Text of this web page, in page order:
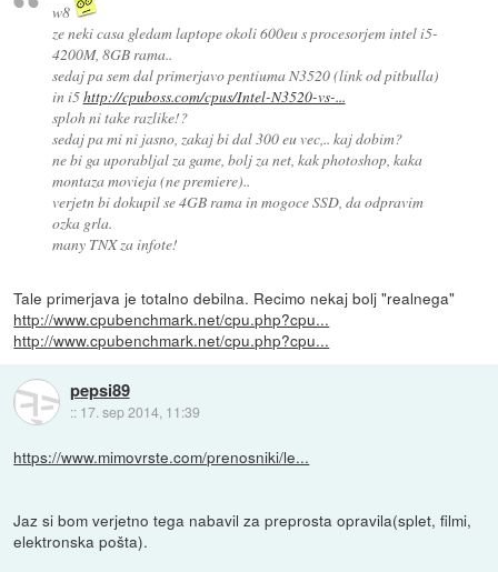
w8
ze neki casa gledam laptope okoli 600eu s procesorjem intel i5-
4200M, 8GB rama..
sedaj pa sem dal primerjavo pentiuma N3520 (link od pitbulla)
in i5http://cpuboss.com/cpus/Intel-N3520-vs-...
sploh ni take razlike!?
sedaj pa mi ni jasno, zakaj bi dal 300 eu vec,.. kaj dobim?
ne bi ga uporabljal za game, bolj za net, kak photoshop, kaka
montaza movieja (ne premiere)..
verjetn bi dokupil se 4GB rama in mogoce SSD, da odpravim
ozka grla.
many TNX za infote!
Tale primerjava je totalno debilna. Recimo nekaj bolj "realnega"
http://www.cpubenchmark.net/cpu.php?cpu...
http://www.cpubenchmark.net/cpu.php?cpu...
pepsi89
:: 17. sep 2014, 11:39
https://www.mimovrste.com/prenosniki/le...
Jaz si bom verjetno tega nabavil za preprosta opravila(splet, filmi,
elektronska pošta).